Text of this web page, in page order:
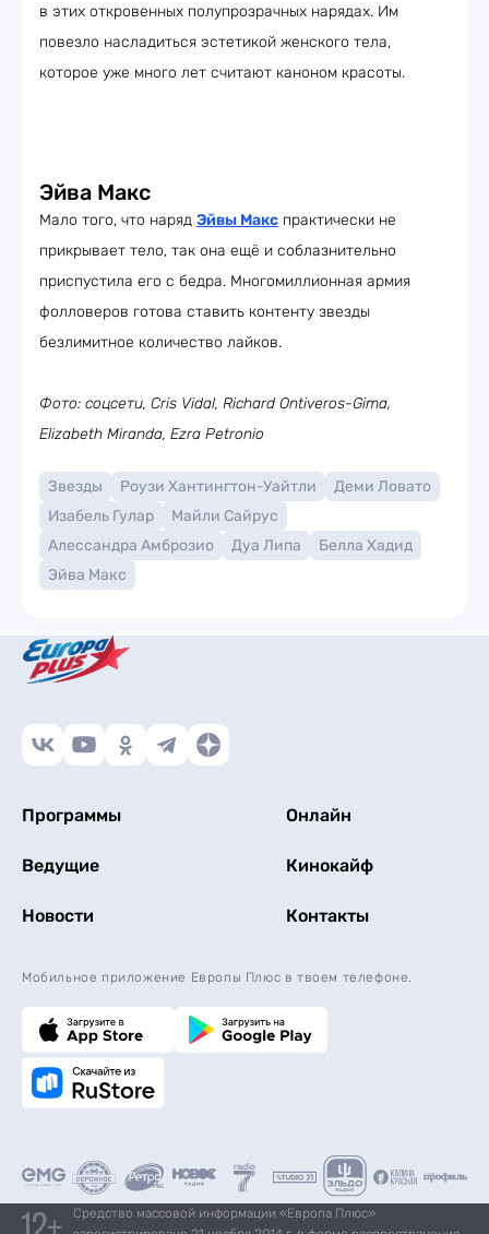
в этих откровенных полупрозрачных нарядах. Им
повезло насладиться эстетикой женского тела,
которое уже много лет считают каноном красоты.
Эйва Макс
Мало того, что наряд Эйвы Макс практически не
прикрывает тело, так она ещё и соблазнительно
приспустила его с бедра. Многомиллионная армия
фолловеров готова ставить контенту звезды
безлимитное количество лайков.
Фото: соцсети, Cris Vidal, Richard Ontiveros-Gima,
Elizabeth Miranda, Ezra Petronio
Звезды Роузи Хантингтон-Уайтли
Деми Ловато
Изабель Гулар
Майли Сайрус
Алессандра Амброзио
Дуа Липа
Белла Хадид
Эйва Макс
Программы Онлайн
Ведущие Кинокайф
Новости Контакты
Мобильное приложение Европы Плюс в твоем телефоне.
Средство массовой информации «Европа Плюс»